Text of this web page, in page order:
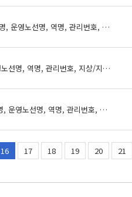
신분당선 역사들의 휴대폰 충전설비에 대한 데이터로 철도운영기관명, 운영노선명, 역명, 관리번호, 충전설비구분, 지상지하구분, 역층, 커넥터구분, 상세위치, 충전설비수, 이용요금, 전화번호, 데이터 기준일자, 참고사항이 있습니다.
부산교통공사 역사들의 ATM에 대한 데이터로 철도운영기관명, 운영노선명, 역명, 관리번호, 지상/지하구분, 역층, 상세위치, 금융기관명, 이용가능시간, 연락처, 데이터 기준일자, 참고사항이 있습니다.
부산교통공사 역사들의 도서판매대에 대한 데이터로 철도운영기관명, 운영노선명, 역명, 관리번호, 역내시설구분, 지상지하구분, 역층, (근접) 출입구번호, 상세위치, 이용시간, 전화번호, 데이터 기준일자, 참고사항이 있습니다.
16 17 18 19 20 21